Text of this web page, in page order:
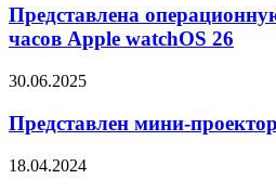
система
для
смарт-
Apple
26
Представлена
часов Apple watchOS 26
Представлен
проектор
Hisense
M2
Pro
30.06.2025
Представлен мини-
Представлена
18.04.2024